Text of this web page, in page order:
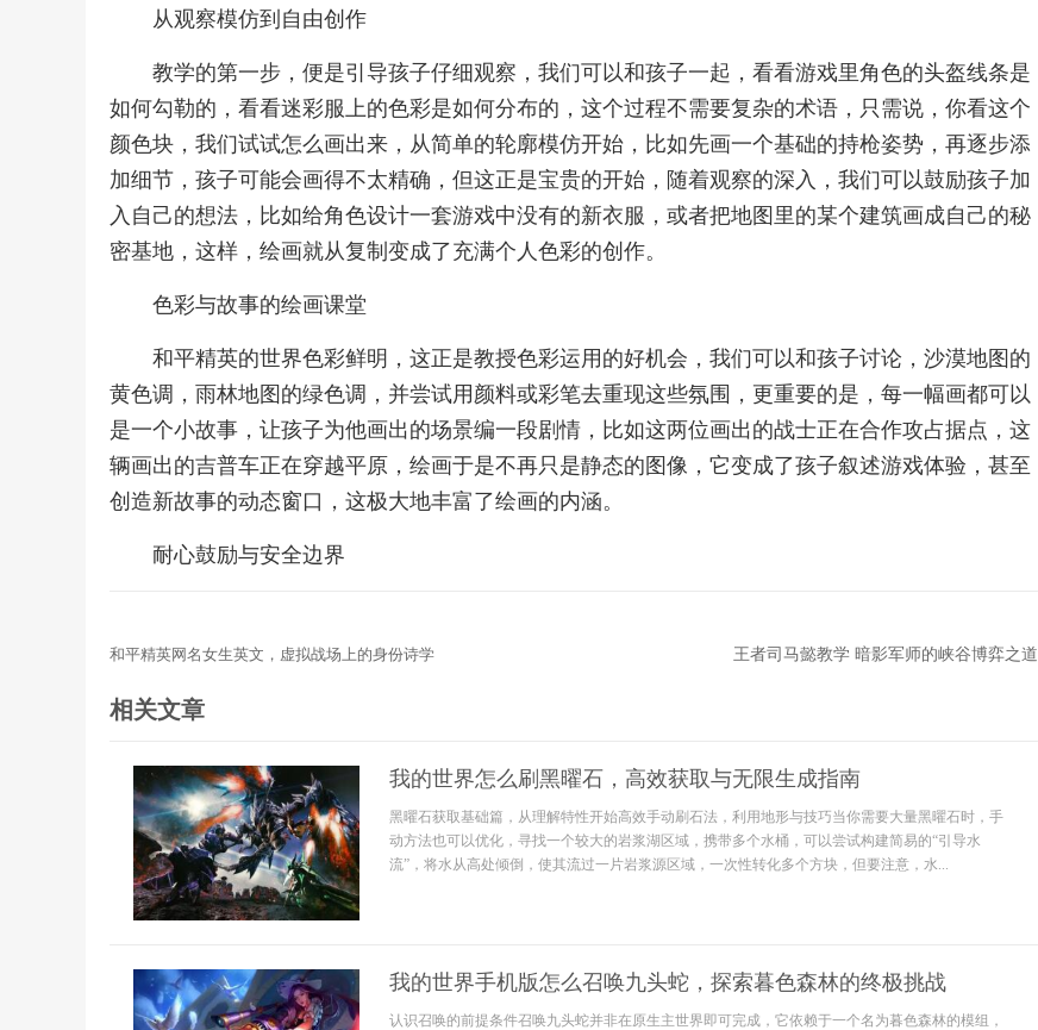
从观察模仿到自由创作
教学的第一步，便是引导孩子仔细观察，我们可以和孩子一起，看看游戏里角色的头盔线条是
如何勾勒的，看看迷彩服上的色彩是如何分布的，这个过程不需要复杂的术语，只需说，你看这个
颜色块，我们试试怎么画出来，从简单的轮廓模仿开始，比如先画一个基础的持枪姿势，再逐步添
加细节，孩子可能会画得不太精确，但这正是宝贵的开始，随着观察的深入，我们可以鼓励孩子加
入自己的想法，比如给角色设计一套游戏中没有的新衣服，或者把地图里的某个建筑画成自己的秘
密基地，这样，绘画就从复制变成了充满个人色彩的创作。
色彩与故事的绘画课堂
和平精英的世界色彩鲜明，这正是教授色彩运用的好机会，我们可以和孩子讨论，沙漠地图的
黄色调，雨林地图的绿色调，并尝试用颜料或彩笔去重现这些氛围，更重要的是，每一幅画都可以
是一个小故事，让孩子为他画出的场景编一段剧情，比如这两位画出的战士正在合作攻占据点，这
辆画出的吉普车正在穿越平原，绘画于是不再只是静态的图像，它变成了孩子叙述游戏体验，甚至
创造新故事的动态窗口，这极大地丰富了绘画的内涵。
耐心鼓励与安全边界
和平精英网名女生英文，虚拟战场上的身份诗学 王者司马懿教学 暗影军师的峡谷博弈之道
相关文章
我的世界怎么刷黑曜石，高效获取与无限生成指南
黑曜石获取基础篇，从理解特性开始高效手动刷石法，利用地形与技巧当你需要大量黑曜石时，手
动方法也可以优化，寻找一个较大的岩浆湖区域，携带多个水桶，可以尝试构建简易的“引导水
流”，将水从高处倾倒，使其流过一片岩浆源区域，一次性转化多个方块，但要注意，水...
我的世界手机版怎么召唤九头蛇，探索暮色森林的终极挑战
认识召唤的前提条件召唤九头蛇并非在原生主世界即可完成，它依赖于一个名为暮色森林的模组，